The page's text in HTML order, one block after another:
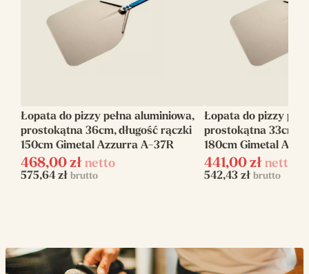
Długość
całkowita(cm)
216
Linia Azzurra
Łopata do pizzy pełna aluminiowa,
prostokątna 36cm, długość rączki
150cm Gimetal Azzurra A-37R
468,00 zł netto
575,64 zł brutto
Łopata do pizzy
prostokątna 33cm,
180cm Gimetal
441,00 zł netto
542,43 zł brutto